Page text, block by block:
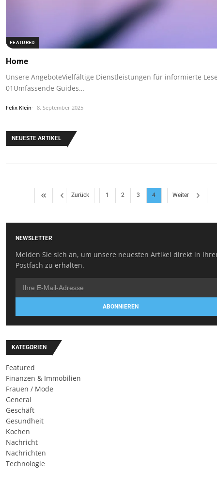
FEATURED
Home
Unsere AngeboteVielfältige Dienstleistungen für informierte
01Umfassende Guides…
Felix Klein 8. September 2025
NEUESTE ARTIKEL
Zurück 1 2 3 4 Weiter
NEWSLETTER
Melden Sie sich an, um unsere neuesten Artikel direkt in
Postfach zu erhalten.
ABONNIEREN
KATEGORIEN
Featured
Finanzen & Immobilien
Frauen / Mode
General
Geschäft
Gesundheit
Kochen
Nachricht
Nachrichten
Technologie